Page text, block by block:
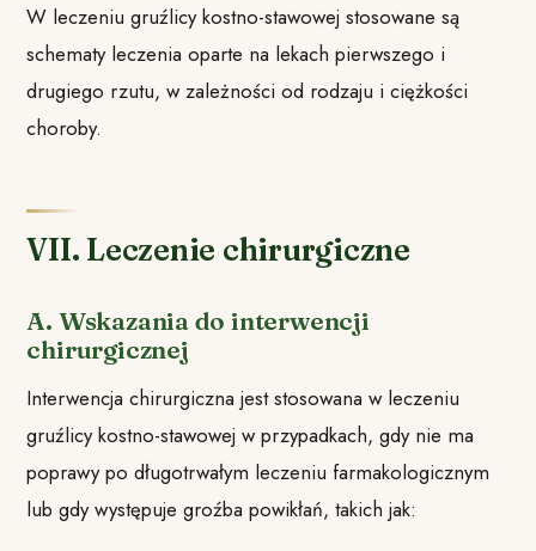
W leczeniu gruźlicy kostno-stawowej stosowane są
schematy leczenia oparte na lekach pierwszego i
drugiego rzutu, w zależności od rodzaju i ciężkości
choroby.
VII. Leczenie chirurgiczne
A. Wskazania do interwencji
chirurgicznej
Interwencja chirurgiczna jest stosowana w leczeniu
gruźlicy kostno-stawowej w przypadkach, gdy nie ma
poprawy po długotrwałym leczeniu farmakologicznym
lub gdy występuje groźba powikłań, takich jak: